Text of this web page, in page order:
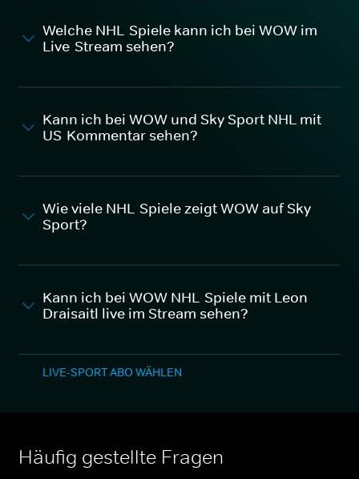
Welche NHL-Spiele kann ich bei WOW im
Live-Stream sehen?
Kann ich bei WOW und Sky Sport NHL mit
US-Kommentar sehen?
Wie viele NHL-Spiele zeigt WOW auf Sky
Sport?
Kann ich bei WOW NHL-Spiele mit Leon
Draisaitl live im Stream sehen?
LIVE-SPORT ABO WÄHLEN
Häufig gestellte Fragen